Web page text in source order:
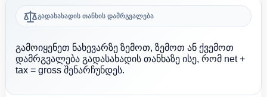
გადასახადის თანხის დამრგვალება
გამოიყენეთ ნახევარზე ზემოთ, ზემოთ ან ქვემოთ
დამრგვალება გადასახადის თანხაზე ისე, რომ net +
tax = gross შენარჩუნდეს.